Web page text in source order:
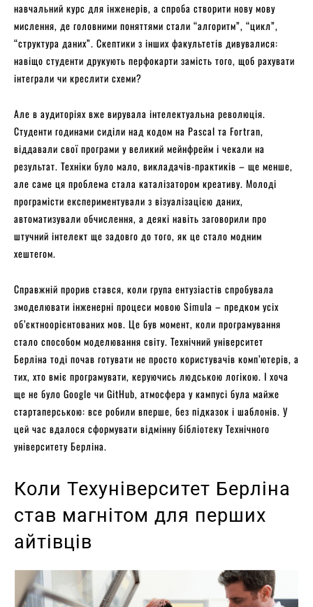
навчальний курс для інженерів, а спроба створити нову мову
мислення, де головними поняттями стали “алгоритм”, “цикл”,
“структура даних”. Скептики з інших факультетів дивувалися:
навіщо студенти друкують перфокарти замість того, щоб рахувати
інтеграли чи креслити схеми?
Але в аудиторіях вже вирувала інтелектуальна революція.
Студенти годинами сиділи над кодом на Pascal та Fortran,
віддавали свої програми у великий мейнфрейм і чекали на
результат. Техніки було мало, викладачів-практиків – ще менше,
але саме ця проблема стала каталізатором креативу. Молоді
програмісти експериментували з візуалізацією даних,
автоматизували обчислення, а деякі навіть заговорили про
штучний інтелект ще задовго до того, як це стало модним
хештегом.
Справжній прорив стався, коли група ентузіастів спробувала
змоделювати інженерні процеси мовою Simula – предком усіх
об’єктноорієнтованих мов. Це був момент, коли програмування
стало способом моделювання світу. Технічний університет
Берліна тоді почав готувати не просто користувачів комп’ютерів, а
тих, хто вміє програмувати, керуючись людською логікою. І хоча
ще не було Google чи GitHub, атмосфера у кампусі була майже
стартаперською: все робили вперше, без підказок і шаблонів. У
цей час вдалося сформувати відмінну бібліотеку Технічного
університету Берліна.
Коли Техуніверситет Берліна
став магнітом для перших
айтівців